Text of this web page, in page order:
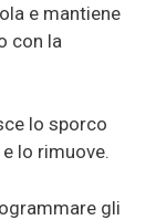
e mantiene
con la
lo sporco
lo rimuove.
gli